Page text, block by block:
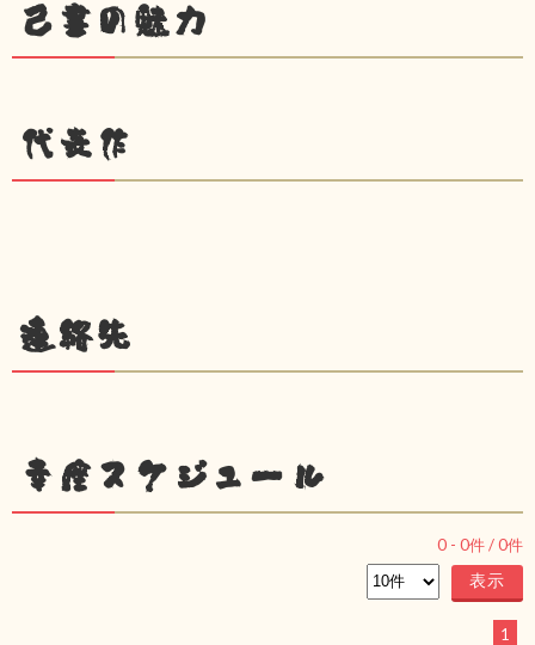
己書の魅力
代表作
連絡先
幸座スケジュール
0 - 0件 /0件
1